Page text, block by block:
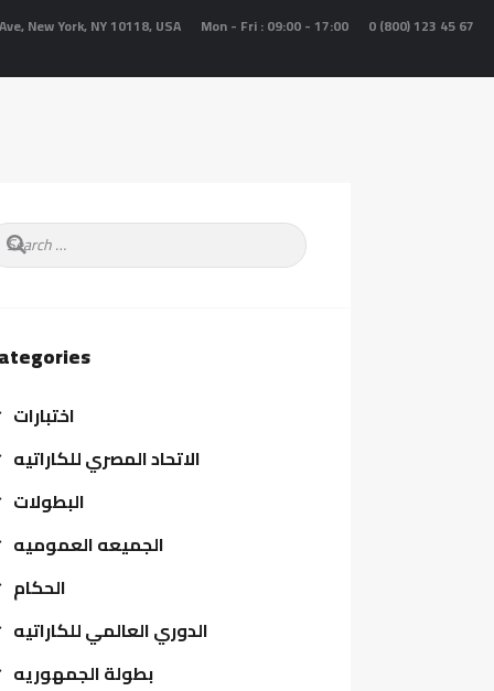
New York, NY 10118, USA Mon - Fri : 09:00 - 17:00 0 (800) 123 45 67
اختبارات
الاتحاد المصري للكاراتيه
البطولات
الجميعه العموميه
الحكام
الدوري العالمي للكاراتيه
بطولة الجمهوريه